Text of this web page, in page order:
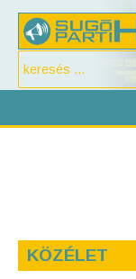
KÖZÉLET